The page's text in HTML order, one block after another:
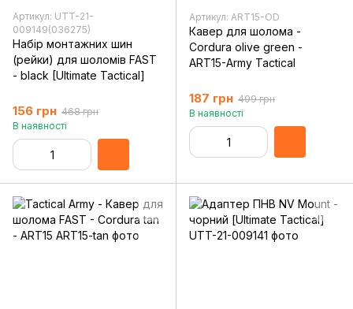
Артикул: UTT-21-
009149(036275)
Набір монтажних шин
(рейки) для шоломів FAST
- black [Ultimate Tactical]
156 грн 468 грн
В наявності
Артикул: ART15-OD
Кавер для шолома -
Cordura olive green -
ART15-Army Tactical
187 грн 499 грн
В наявності